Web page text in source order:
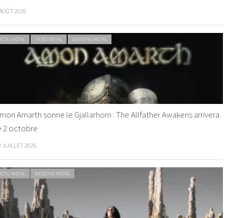
2026
METAL VIDEO METAL WEBZINE METAL
Amarth sonne le Gjallarhorn : The Allfather Awakens arrivera
2 octobre
JUILLET 2026
METAL WEBZINE METAL